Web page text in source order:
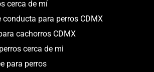
cerca de mí
para perros CDMX
cachorros CDMX
cerca de mi
para perros